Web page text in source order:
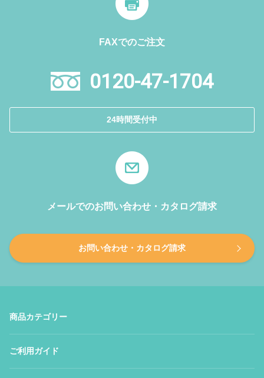
FAXでのご注文
0120-47-1704
24時間受付中
メールでのお問い合わせ・カタログ請求
お問い合わせ・カタログ請求
商品カテゴリー
ご利用ガイド